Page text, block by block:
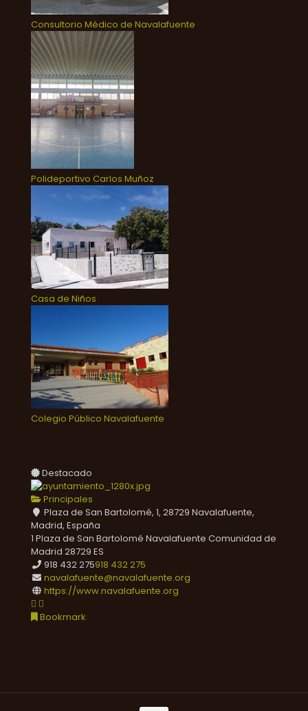
Consultorio Médico de Navalafuente
Polideportivo Carlos Muñoz
Casa de Niños
Colegio Público Navalafuente
Destacado
Principales
Plaza de San Bartolomé, 1, 28729 Navalafuente,
Madrid, España
1 Plaza de San Bartolomé Navalafuente Comunidad de
Madrid 28729 ES
918 432 275918 432 275
navalafuente@navalafuente.org
https://www.navalafuente.org
Bookmark